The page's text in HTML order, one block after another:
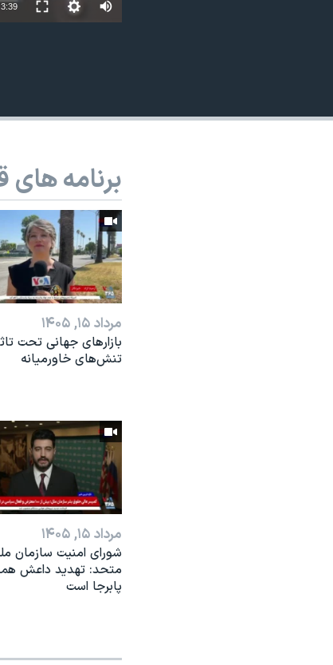
3:39
برنامه های
مرداد ۱۵, ۱۴۰۵
بازارهای جهانی تحت
تنش‌های خاورمیانه
مرداد ۱۵, ۱۴۰۵
شورای امنیت سازمان
متحد: تهدید داعش
پابرجا است